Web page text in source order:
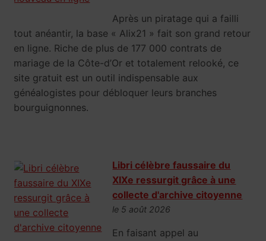
Après un piratage qui a failli
tout anéantir, la base « Alix21 » fait son grand retour
en ligne. Riche de plus de 177 000 contrats de
mariage de la Côte-d’Or et totalement relooké, ce
site gratuit est un outil indispensable aux
généalogistes pour débloquer leurs branches
bourguignonnes.
Libri célèbre faussaire du
XIXe ressurgit grâce à une
collecte d'archive citoyenne
le 5 août 2026
En faisant appel au